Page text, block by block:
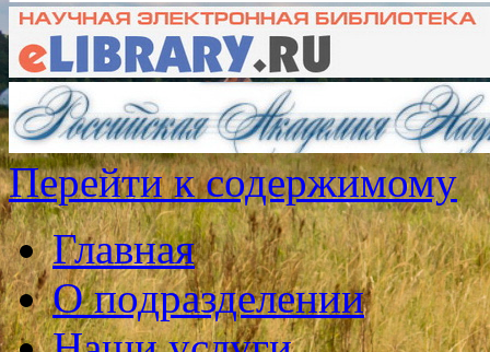
Перейти к содержимому
Главная
О подразделении